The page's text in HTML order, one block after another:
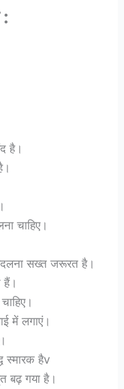
है।
चाहिए।
सख्त जरूरत है।
हैं।
में लगाएं।
स्मारक हैv
बढ़ गया है।